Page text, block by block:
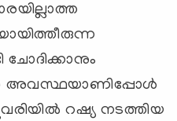
ചോദിക്കാനും
അവസ്ഥയാണിപ്പോള്‍
റഷ്യ നടത്തിയ